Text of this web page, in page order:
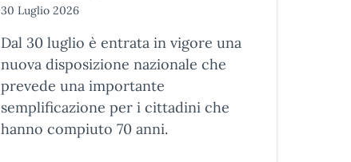
30 Luglio 2026
Dal 30 luglio è entrata in vigore una
nuova disposizione nazionale che
prevede una importante
semplificazione per i cittadini che
hanno compiuto 70 anni.